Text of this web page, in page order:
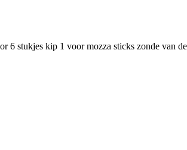
6 stukjes kip 1 voor mozza sticks zonde van